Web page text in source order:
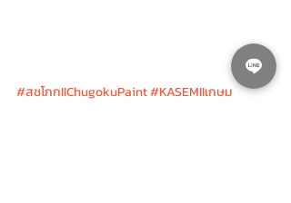
#สชโกกIIChugokuPaint#KASEMIIเกษม